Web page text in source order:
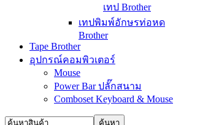
เทป Brother
เทปพิมพ์อักษรท่อหด
Brother
Tape Brother
อุปกรณ์คอมพิวเตอร์
Mouse
Power Bar ปลั๊กสนาม
Comboset Keyboard & Mouse